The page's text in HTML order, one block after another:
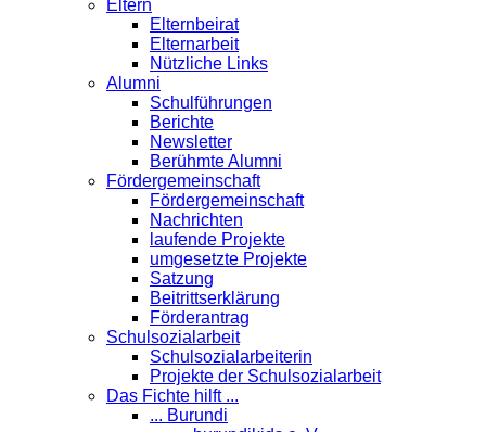
Eltern
Elternbeirat
Elternarbeit
Nützliche Links
Alumni
Schulführungen
Berichte
Newsletter
Berühmte Alumni
Förder­gemeinschaft
Fördergemeinschaft
Nachrichten
laufende Projekte
umgesetzte Projekte
Satzung
Beitrittserklärung
Förderantrag
Schul­sozialarbeit
Schulsozialarbeiterin
Projekte der Schulsozialarbeit
Das Fichte hilft ...
... Burundi